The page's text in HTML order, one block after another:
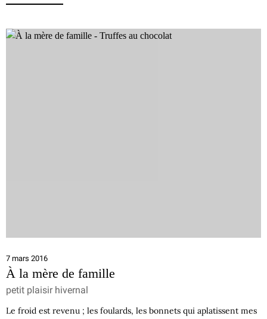
7 mars 2016
À la mère de famille
petit plaisir hivernal
Le froid est revenu ; les foulards, les bonnets qui aplatissent mes